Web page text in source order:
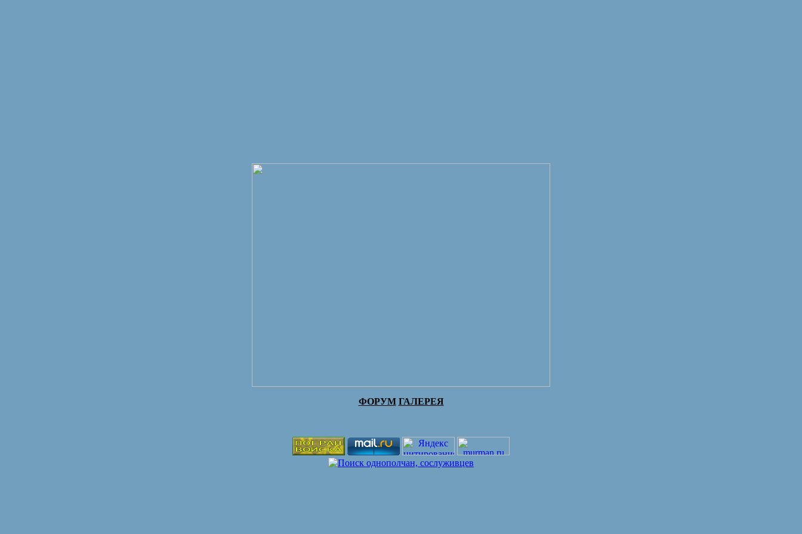
ФОРУМ ГАЛЕРЕЯ